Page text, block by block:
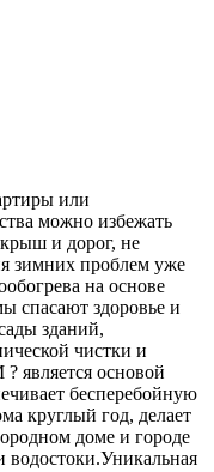
или
можно избежать
крыш и дорог, не
зимних проблем уже
на основе
спасают здоровье и
зданий,
чистки и
является основой
бесперебойную
круглый год, делает
доме и городе
водостоки.Уникальная